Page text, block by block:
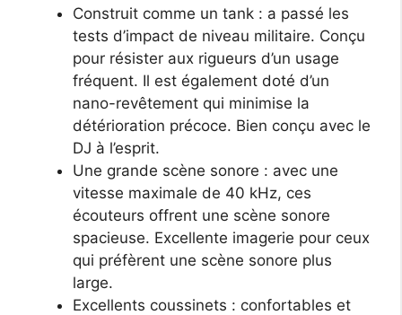
Construit comme un tank : a passé les
tests d’impact de niveau militaire. Conçu
pour résister aux rigueurs d’un usage
fréquent. Il est également doté d’un
nano-revêtement qui minimise la
détérioration précoce. Bien conçu avec le
DJ à l’esprit.
Une grande scène sonore : avec une
vitesse maximale de 40 kHz, ces
écouteurs offrent une scène sonore
spacieuse. Excellente imagerie pour ceux
qui préfèrent une scène sonore plus
large.
Excellents coussinets : confortables et